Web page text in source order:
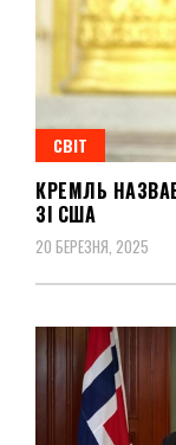
СВІТ
КРЕМЛЬ
ЗІ США
20 БЕРЕЗНЯ, 2025